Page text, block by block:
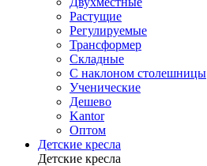
Растущие
Регулируемые
Трансформер
Складные
С наклоном столешницы
Ученические
Дешево
Kantor
Оптом
Детские кресла
Детские кресла